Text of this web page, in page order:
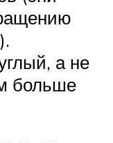
а не
больше